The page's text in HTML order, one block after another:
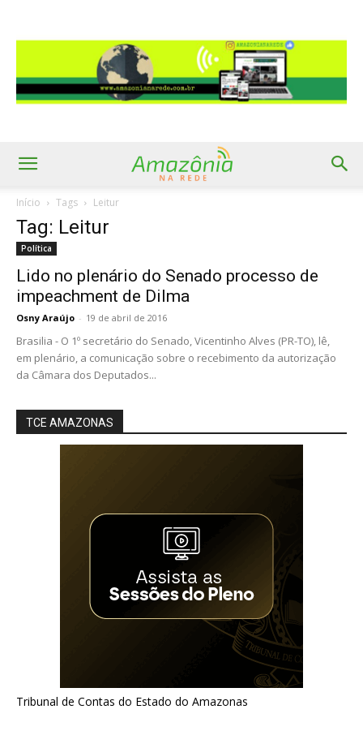
Início Tags Leitur
Tag: Leitur
Política
Lido no plenário do Senado processo de
impeachment de Dilma
Osny Araújo - 19 de abril de 2016
Brasilia - O 1º secretário do Senado, Vicentinho Alves (PR-TO), lê,
em plenário, a comunicação sobre o recebimento da autorização
da Câmara dos Deputados...
TCE AMAZONAS
Tribunal de Contas do Estado do Amazonas